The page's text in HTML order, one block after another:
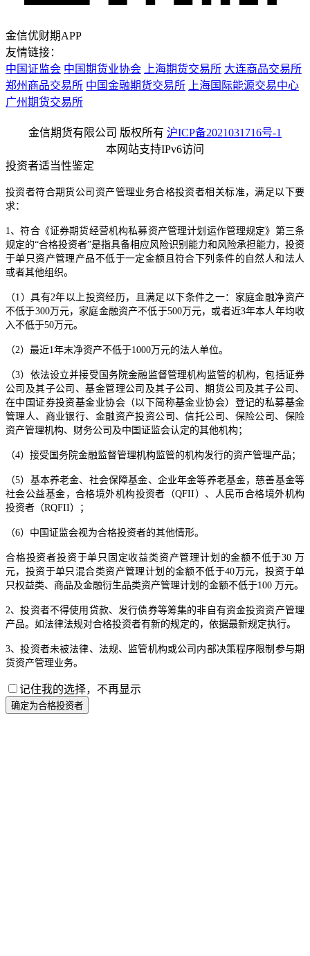
金信优财期APP
友情链接：
中国证监会 中国期货业协会 上海期货交易所 大连商品交易所
郑州商品交易所 中国金融期货交易所
上海国际能源交易中心
广州期货交易所
金信期货有限公司 版权所有 沪ICP备2021031716号-1
本网站支持IPv6访问
投资者适当性鉴定
投资者符合期货公司资产管理业务合格投资者相关标准，满足以下要
求：
1、符合《证券期货经营机构私募资产管理计划运作管理规定》第三条
规定的“合格投资者”是指具备相应风险识别能力和风险承担能力，投资
于单只资产管理产品不低于一定金额且符合下列条件的自然人和法人
或者其他组织。
（1）具有2年以上投资经历，且满足以下条件之一：家庭金融净资产
不低于300万元，家庭金融资产不低于500万元，或者近3年本人年均收
入不低于50万元。
（2）最近1年末净资产不低于1000万元的法人单位。
（3）依法设立并接受国务院金融监督管理机构监管的机构，包括证券
公司及其子公司、基金管理公司及其子公司、期货公司及其子公司、
在中国证券投资基金业协会（以下简称基金业协会）登记的私募基金
管理人、商业银行、金融资产投资公司、信托公司、保险公司、保险
资产管理机构、财务公司及中国证监会认定的其他机构；
（4）接受国务院金融监督管理机构监管的机构发行的资产管理产品；
（5）基本养老金、社会保障基金、企业年金等养老基金，慈善基金等
社会公益基金，合格境外机构投资者（QFII）、人民币合格境外机构
投资者（RQFII）；
（6）中国证监会视为合格投资者的其他情形。
合格投资者投资于单只固定收益类资产管理计划的金额不低于30 万
元，投资于单只混合类资产管理计划的金额不低于40万元，投资于单
只权益类、商品及金融衍生品类资产管理计划的金额不低于100 万元。
2、投资者不得使用贷款、发行债券等筹集的非自有资金投资资产管理
产品。如法律法规对合格投资者有新的规定的，依据最新规定执行。
3、投资者未被法律、法规、监管机构或公司内部决策程序限制参与期
货资产管理业务。
记住我的选择，不再显示
确定为合格投资者